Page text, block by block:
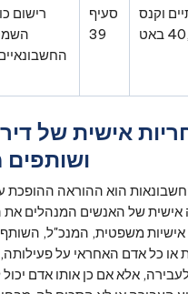
רישום
סעיף
39
וקנס
אישית של
ושותפים
לחוק החשבונאות הוא ההוראה
של האנשים המנהלים
אישיות משפטית, המנכ"ל,
או כל אדם האחראי על
אלא אם כן אותו אדם יכול